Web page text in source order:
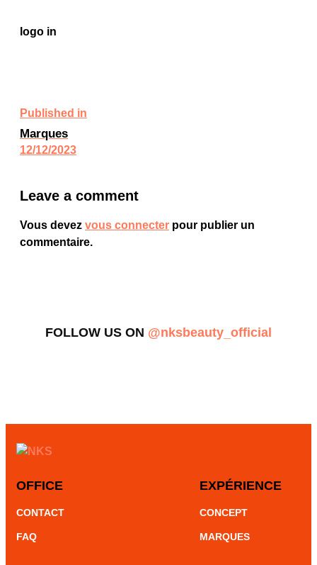
logo in
Published in
Marques
12/12/2023
Leave a comment
Vous devez vous connecter pour publier un
commentaire.
FOLLOW US ON @nksbeauty_official
OFFICE
CONTACT
FAQ
EXPÉRIENCE
CONCEPT
MARQUES